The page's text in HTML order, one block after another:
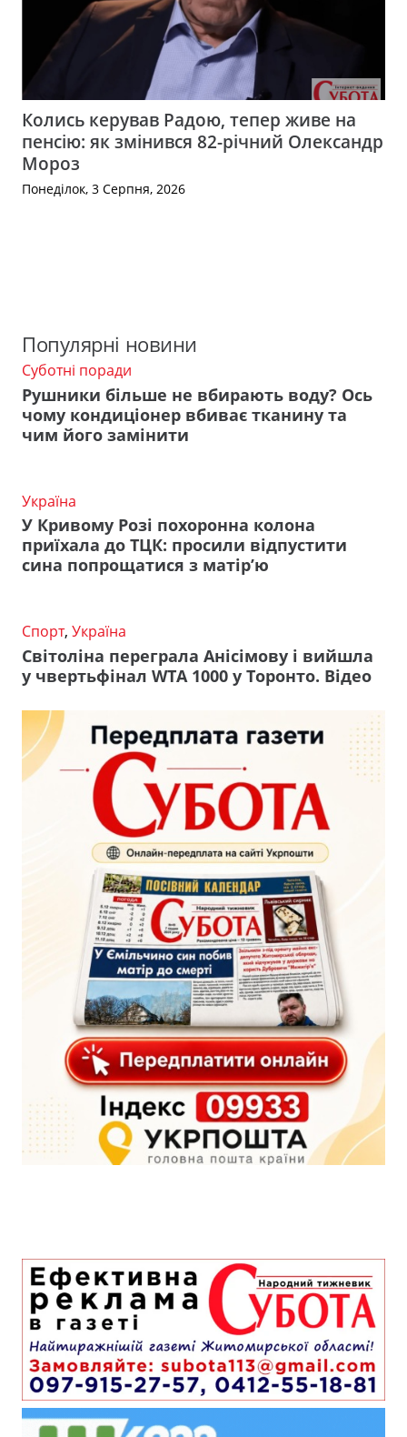
Колись керував Радою, тепер живе на
пенсію: як змінився 82-річний Олександр
Мороз
Понеділок, 3 Серпня, 2026
Популярні новини
Суботні поради
Рушники більше не вбирають воду? Ось
чому кондиціонер вбиває тканину та
чим його замінити
Україна
У Кривому Розі похоронна колона
приїхала до ТЦК: просили відпустити
сина попрощатися з матір’ю
Спорт, Україна
Світоліна переграла Анісімову і вийшла
у чвертьфінал WTA 1000 у Торонто. Відео